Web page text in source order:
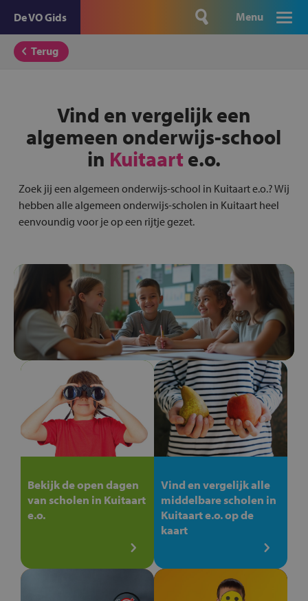
De VO Gids Menu
Terug
Vind en vergelijk een
algemeen onderwijs-school
in Kuitaart e.o.
Zoek jij een algemeen onderwijs-school in Kuitaart e.o.? Wij
hebben alle algemeen onderwijs-scholen in Kuitaart heel
eenvoundig voor je op een rijtje gezet.
Bekijk de open dagen
van scholen in Kuitaart
e.o.
Vind en vergelijk alle
middelbare scholen in
Kuitaart e.o. op de
kaart